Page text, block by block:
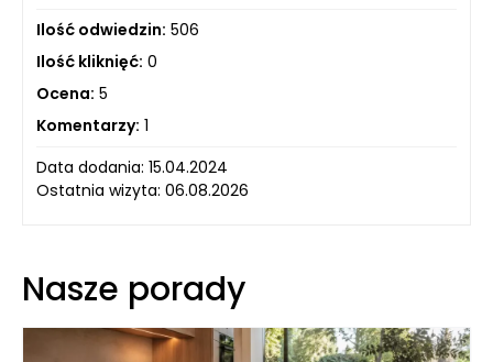
Ilość odwiedzin: 506
Ilość kliknięć: 0
Ocena: 5
Komentarzy: 1
Data dodania: 15.04.2024
Ostatnia wizyta: 06.08.2026
Nasze porady